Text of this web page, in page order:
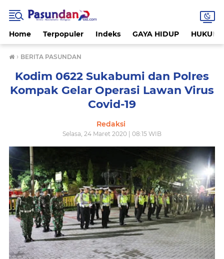
Home Terpopuler Indeks GAYA HIDUP HUKUM
› BERITA PASUNDAN
Kodim 0622 Sukabumi dan Polres
Kompak Gelar Operasi Lawan Virus
Covid-19
Redaksi
Selasa, 24 Maret 2020 | 08:15 WIB